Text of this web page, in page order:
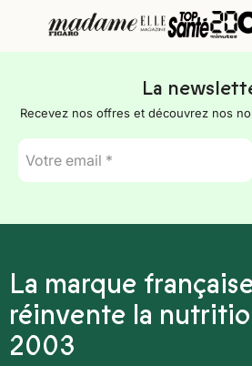
La
Recevez nos offres et découvrez nos
E-
mail
*
La marque
réinvente la
2003